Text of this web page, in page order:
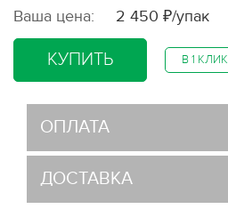
Ваша цена: 2 450 ₽/упак
КУПИТЬ В 1 КЛИК
ОПЛАТА
ДОСТАВКА